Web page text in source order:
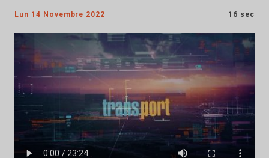
Lun 14 Novembre 2022 16 sec